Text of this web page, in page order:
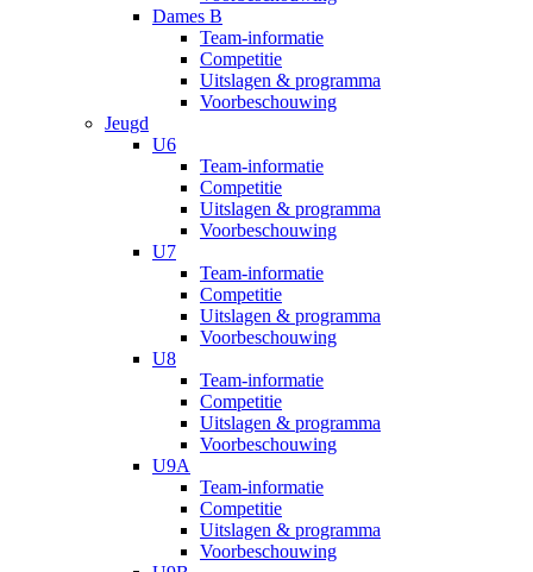
Dames B
Team-informatie
Competitie
Uitslagen & programma
Voorbeschouwing
Jeugd
U6
Team-informatie
Competitie
Uitslagen & programma
Voorbeschouwing
U7
Team-informatie
Competitie
Uitslagen & programma
Voorbeschouwing
U8
Team-informatie
Competitie
Uitslagen & programma
Voorbeschouwing
U9A
Team-informatie
Competitie
Uitslagen & programma
Voorbeschouwing